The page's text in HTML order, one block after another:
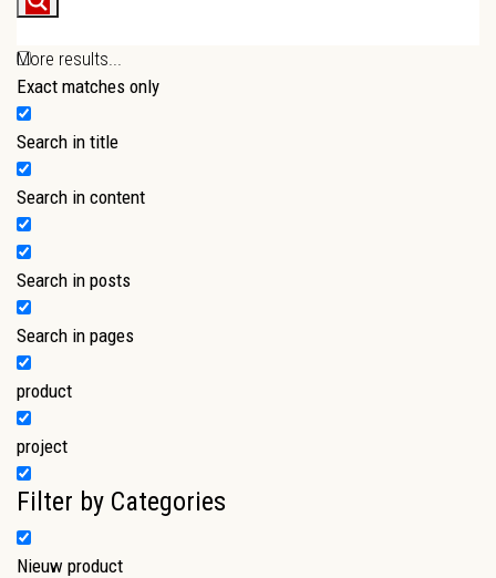
More results...
Exact matches only
Search in title
Search in content
Search in posts
Search in pages
product
project
Filter by Categories
Nieuw product